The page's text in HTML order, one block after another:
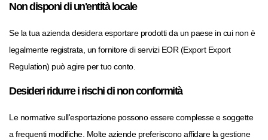
Non disponi di un'entità locale
Se la tua azienda desidera esportare prodotti da un paese in cui non è
legalmente registrata, un fornitore di servizi EOR (Export Export
Regulation) può agire per tuo conto.
Desideri ridurre i rischi di non conformità
Le normative sull'esportazione possono essere complesse e soggette
a frequenti modifiche. Molte aziende preferiscono affidare la gestione